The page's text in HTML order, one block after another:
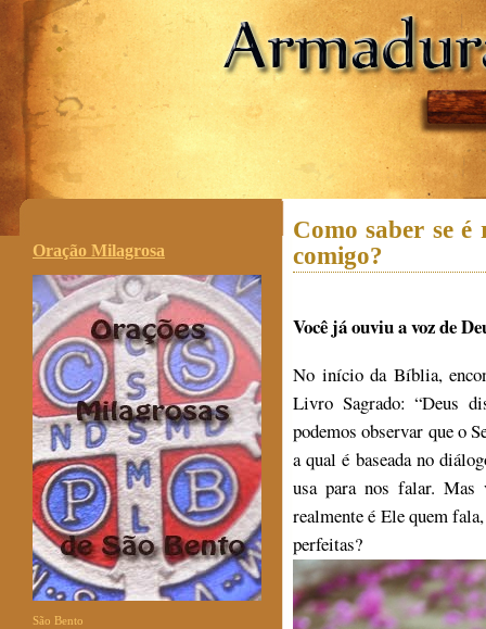
.
Oração Milagrosa
São Bento
Como saber se é
comigo?
Você já ouviu a voz de
No início da Bíblia,
Livro Sagrado: “Deus
podemos observar que o
a qual é baseada no
usa para nos falar. Mas
realmente é Ele quem
perfeitas?